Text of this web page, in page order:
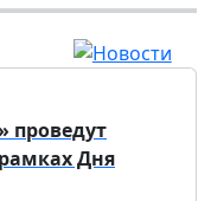
проведут
Дня